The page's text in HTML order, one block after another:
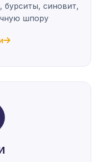
бурситы, синовит,
шпору